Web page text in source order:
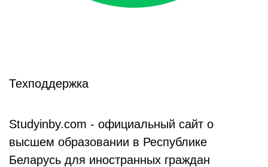
Техподдержка
Studyinby.com - официальный сайт о
высшем образовании в Республике
Беларусь для иностранных граждан